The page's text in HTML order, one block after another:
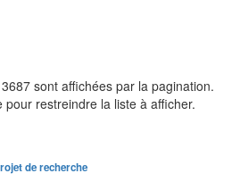
sont affichées par la pagination.
restreindre la liste à afficher.
de recherche